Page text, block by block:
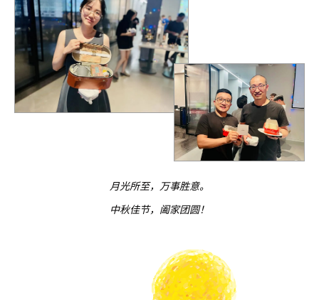
月光所至，万事胜意。
中秋佳节，阖家团圆！